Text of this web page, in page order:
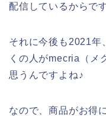
配信しているからです
それに今後も2021
くの人がmecria（メ
思うんですよね♪
なので、商品がお得